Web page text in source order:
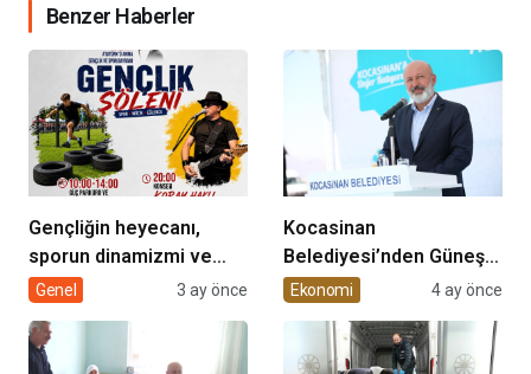
Benzer Haberler
Gençliğin heyecanı,
sporun dinamizmi ve
müziğin coşkusu
geliyor!
Genel 3 ay önce
Kocasinan
Belediyesi’nden Güneş
Enerjisi Hamlesi
Ekonomi 4 ay önce